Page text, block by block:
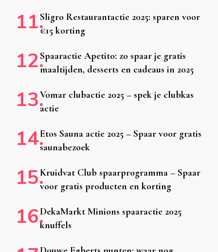
Sligro Restaurantactie 2025: sparen voor
€15 korting
Spaaractie Apetito: zo spaar je gratis
maaltijden, desserts en cadeaus in 2025
Vomar clubactie 2025 – spek je clubkas
actie
Etos Sauna actie 2025 – Spaar voor gratis
saunabezoek
Kruidvat Club spaarprogramma – Spaar
voor gratis producten en korting
DekaMarkt Minions spaaractie 2025
knuffels